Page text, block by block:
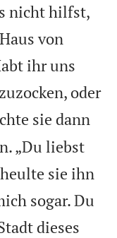
nicht hilfst,
von
ihr uns
oder
sie dann
„Du liebst
sie ihn
sogar. Du
dieses